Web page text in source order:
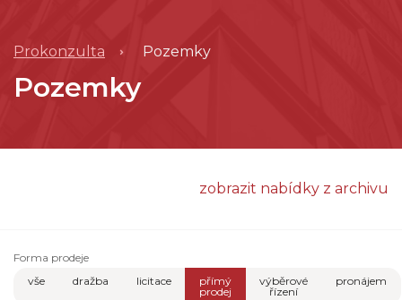
Prokonzulta Pozemky
Pozemky
zobrazit nabídky z archivu
Forma prodeje
vše
dražba licitace
přímý
prodej
výběrové
řízení
pronájem